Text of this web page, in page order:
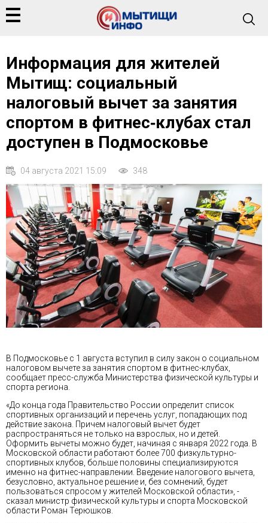
Информация для жителей
Мытищ: социальный
налоговый вычет за занятия
спортом в фитнес‑клубах стал
доступен в Подмосковье
04 августа 2021 15:09 348
В Подмосковье с 1 августа вступил в силу закон о социальном
налоговом вычете за занятия спортом в фитнес-клубах,
сообщает пресс-служба Министерства физической культуры и
спорта региона.
«До конца года Правительство России определит список
спортивных организаций и перечень услуг, попадающих под
действие закона. Причем налоговый вычет будет
распространяться не только на взрослых, но и детей.
Оформить вычеты можно будет, начиная с января 2022 года. В
Московской области работают более 700 физкультурно-
спортивных клубов, больше половины специализируются
именно на фитнес-направлении. Введение налогового вычета,
безусловно, актуальное решение и, без сомнений, будет
пользоваться спросом у жителей Московской области», -
сказал министр физической культуры и спорта Московской
области Роман Терюшков.